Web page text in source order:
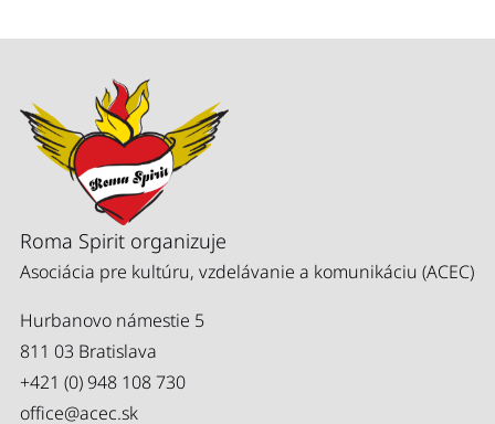
Roma Spirit organizuje
Asociácia pre kultúru, vzdelávanie a komunikáciu (ACEC)
Hurbanovo námestie 5
811 03 Bratislava
+421 (0) 948 108 730
office@acec.sk